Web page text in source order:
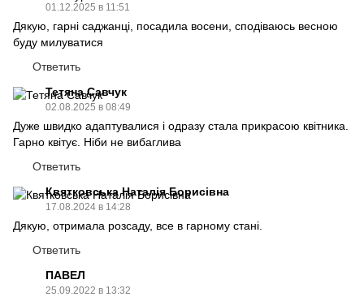
01.12.2025 в 11:51
Дякую, гарні саджанці, посадила восени, сподіваюсь весною
буду милуватися
Ответить
Тетяна Савчук
02.08.2025 в 08:49
Дуже швидко адаптувалися і одразу стала прикрасою квітника.
Гарно квітує. Ніби не вибаглива
Ответить
Квятковська Наталія Борисівна
17.08.2024 в 14:28
Дякую, отримала розсаду, все в гарному стані.
Ответить
ПАВЕЛ
25.09.2022 в 13:32